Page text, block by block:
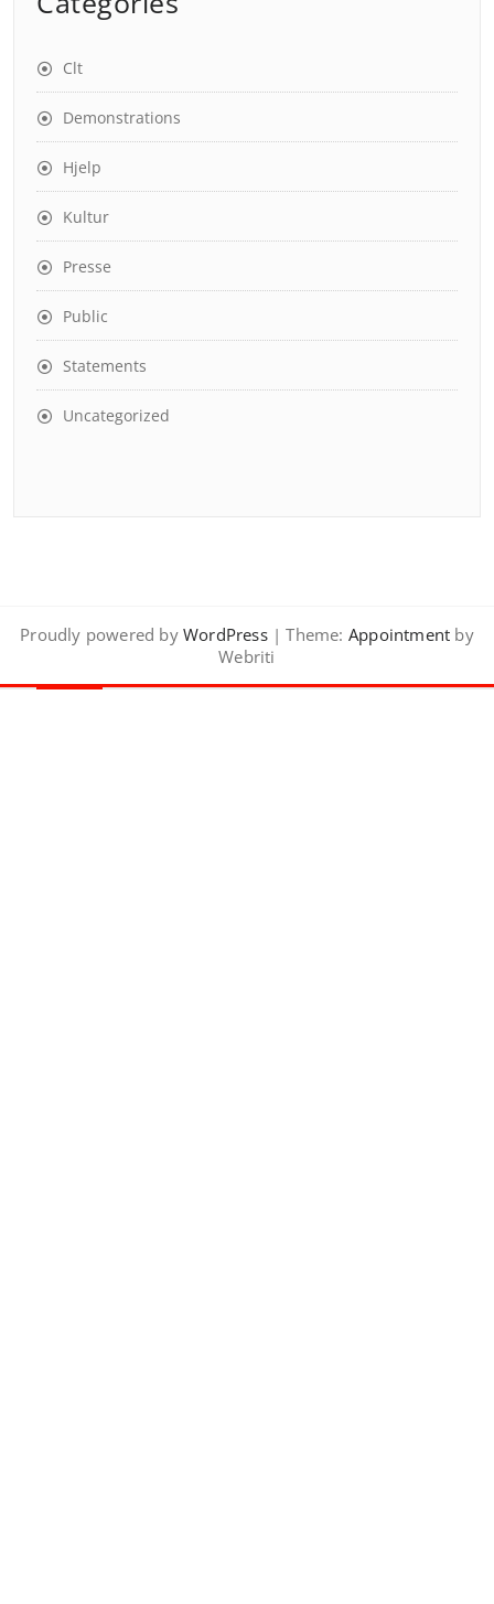
Clt
Demonstrations
Hjelp
Kultur
Presse
Public
Statements
Uncategorized
Proudly powered byWordPress| Theme: Appointment by
Webriti